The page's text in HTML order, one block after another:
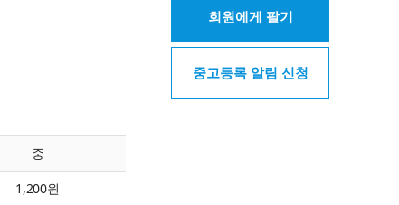
중
1,200원
회원에게 팔기
중고등록 알림 신청